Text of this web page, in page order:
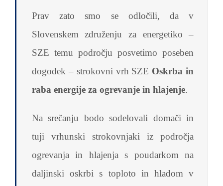
Prav zato smo se odločili, da v
Slovenskem združenju za energetiko –
SZE temu področju posvetimo poseben
dogodek – strokovni vrh SZE Oskrba in
raba energije za ogrevanje in hlajenje.
Na srečanju bodo sodelovali domači in
tuji vrhunski strokovnjaki iz področja
ogrevanja in hlajenja s poudarkom na
daljinski oskrbi s toploto in hladom v